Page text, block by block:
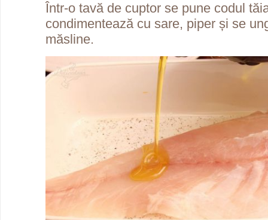
Într-o tavă de cuptor se pune codul
condimentează cu sare, piper și se
măsline.